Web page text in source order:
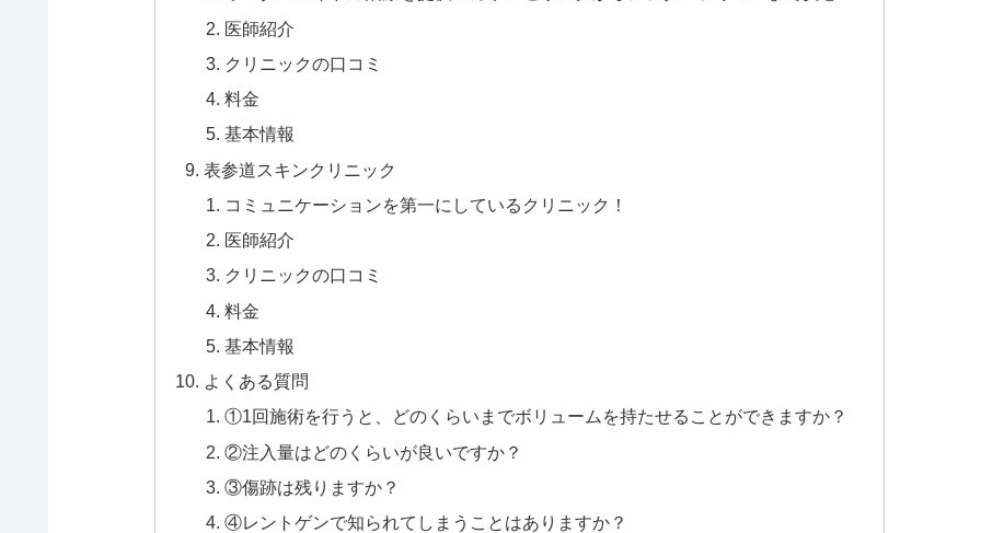
医師紹介
クリニックの口コミ
料金
基本情報
表参道スキンクリニック
コミュニケーションを第一にしているクリニック！
医師紹介
クリニックの口コミ
料金
基本情報
よくある質問
①1回施術を行うと、どのくらいまでボリュームを持たせることができますか？
②注入量はどのくらいが良いですか？
③傷跡は残りますか？
④レントゲンで知られてしまうことはありますか？